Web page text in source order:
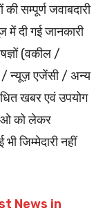
सम्पूर्ण जवाबदारी
दी गई जानकारी
(वकील /
/ न्यूज़ एजेंसी / अन्य
खबर एवं उपयोग
को लेकर
जिम्मेदारी नहीं
News in